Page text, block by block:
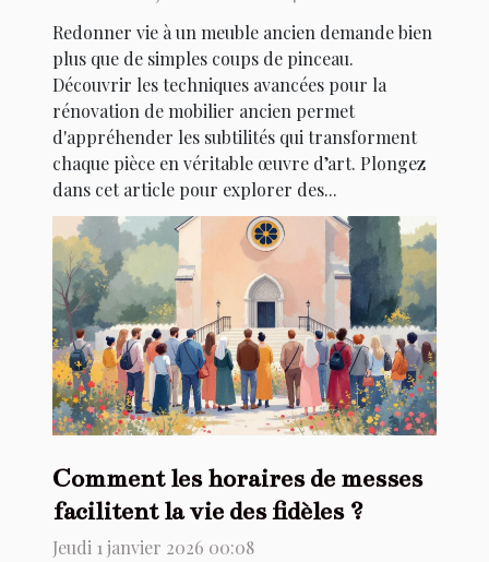
Redonner vie à un meuble ancien demande bien
plus que de simples coups de pinceau.
Découvrir les techniques avancées pour la
rénovation de mobilier ancien permet
d'appréhender les subtilités qui transforment
chaque pièce en véritable œuvre d’art. Plongez
dans cet article pour explorer des...
Comment les horaires de messes
facilitent la vie des fidèles ?
Jeudi 1 janvier 2026 00:08